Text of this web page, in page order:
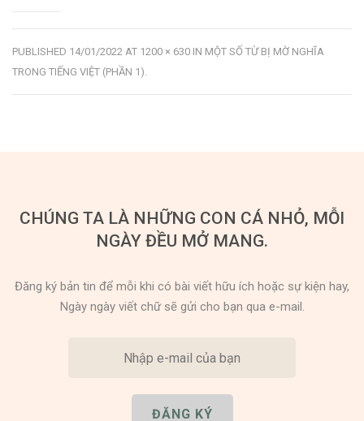
PUBLISHED 14/01/2022 AT 1200 × 630 IN MỘT SỐ TỪ BỊ MỜ NGHĨA
TRONG TIẾNG VIỆT (PHẦN 1).
CHÚNG TA LÀ NHỮNG CON CÁ NHỎ, MỖI
NGÀY ĐỀU MỞ MANG.
Đăng ký bản tin để mỗi khi có bài viết hữu ích hoặc sự kiện hay,
Ngày ngày viết chữ sẽ gửi cho bạn qua e-mail.